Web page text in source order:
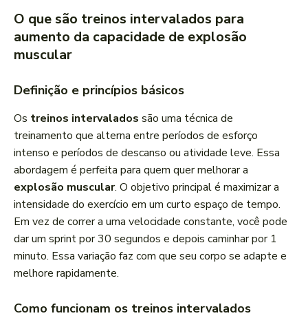
i
o
O que são treinos intervalados para
aumento da capacidade de explosão
muscular
Definição e princípios básicos
Os treinos intervalados são uma técnica de
treinamento que alterna entre períodos de esforço
intenso e períodos de descanso ou atividade leve. Essa
abordagem é perfeita para quem quer melhorar a
explosão muscular. O objetivo principal é maximizar a
intensidade do exercício em um curto espaço de tempo.
Em vez de correr a uma velocidade constante, você pode
dar um sprint por 30 segundos e depois caminhar por 1
minuto. Essa variação faz com que seu corpo se adapte e
melhore rapidamente.
Como funcionam os treinos intervalados